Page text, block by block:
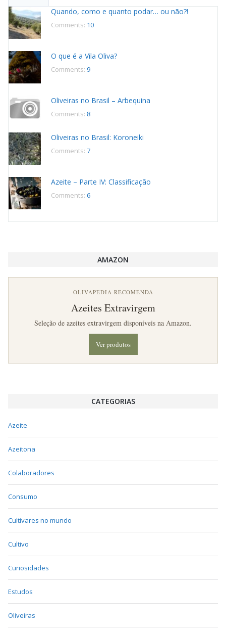
Quando, como e quanto podar… ou não?!
Comments: 10
O que é a Vila Oliva?
Comments: 9
Oliveiras no Brasil – Arbequina
Comments: 8
Oliveiras no Brasil: Koroneiki
Comments: 7
Azeite – Parte IV: Classificação
Comments: 6
AMAZON
OLIVAPEDIA RECOMENDA
Azeites Extravirgem
Seleção de azeites extravirgem disponíveis na Amazon.
Ver produtos
CATEGORIAS
Azeite
Azeitona
Colaboradores
Consumo
Cultivares no mundo
Cultivo
Curiosidades
Estudos
Oliveiras